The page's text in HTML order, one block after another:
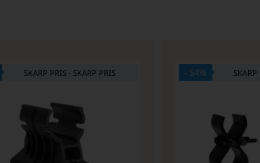
SKARP PRIS · SKARP PRIS - 54% SKARP